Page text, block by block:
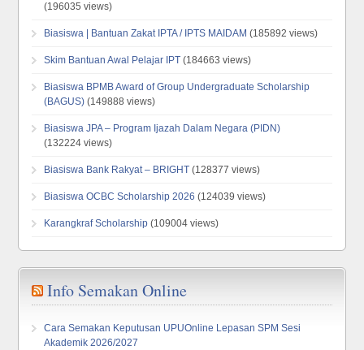
(196035 views)
Biasiswa | Bantuan Zakat IPTA / IPTS MAIDAM (185892 views)
Skim Bantuan Awal Pelajar IPT (184663 views)
Biasiswa BPMB Award of Group Undergraduate Scholarship
(BAGUS) (149888 views)
Biasiswa JPA – Program Ijazah Dalam Negara (PIDN)
(132224 views)
Biasiswa Bank Rakyat – BRIGHT (128377 views)
Biasiswa OCBC Scholarship 2026 (124039 views)
Karangkraf Scholarship (109004 views)
Info Semakan Online
Cara Semakan Keputusan UPUOnline Lepasan SPM Sesi
Akademik 2026/2027